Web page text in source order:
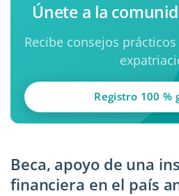
Únete a la
Recibe consejos
Registro 100 %
Beca, apoyo de una
financiera en el país